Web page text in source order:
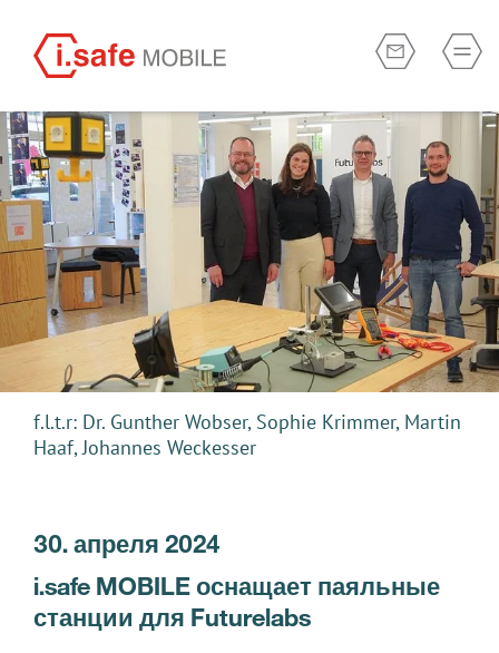
30. апреля 2024
i.safe MOBILE оснащает паяльные
станции для Futurelabs
f.l.t.r: Dr. Gunther Wobser, Sophie Krimmer, Martin
Haaf, Johannes Weckesser